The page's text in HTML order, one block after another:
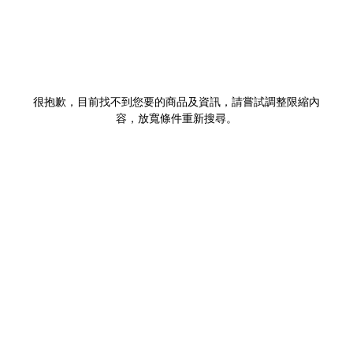
很抱歉，目前找不到您要的商品及資訊，請嘗試調整限縮內
容，放寬條件重新搜尋。